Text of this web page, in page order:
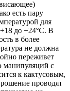
есть пару
для
+18 до +24°С. В
в более
не должна
переживет
манипуляций с
к кактусовым,
проводят